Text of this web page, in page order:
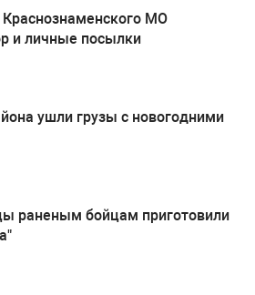
МО
и личные посылки
ушли грузы с новогодними
раненым бойцам приготовили